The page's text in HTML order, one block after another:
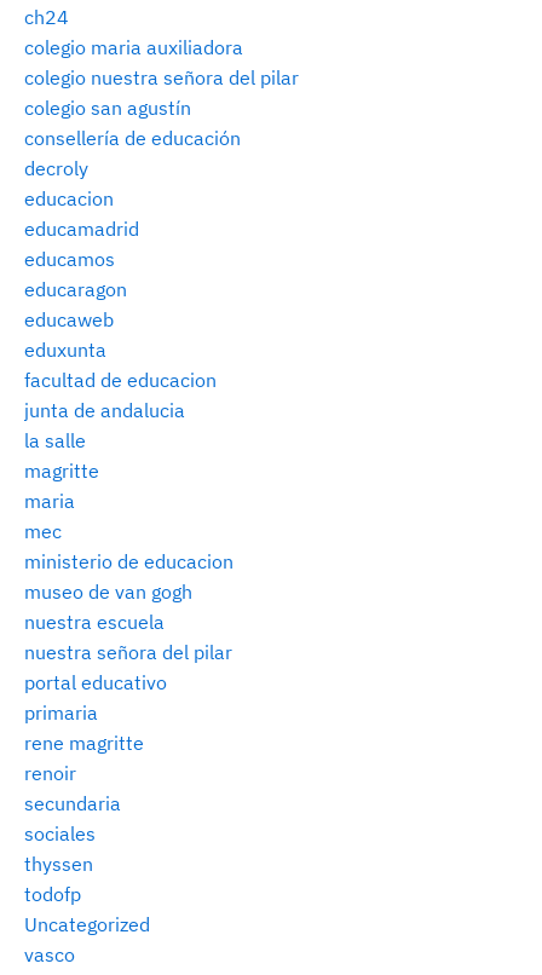
ch24
colegio maria auxiliadora
colegio nuestra señora del pilar
colegio san agustín
consellería de educación
decroly
educacion
educamadrid
educamos
educaragon
educaweb
eduxunta
facultad de educacion
junta de andalucia
la salle
magritte
maria
mec
ministerio de educacion
museo de van gogh
nuestra escuela
nuestra señora del pilar
portal educativo
primaria
rene magritte
renoir
secundaria
sociales
thyssen
todofp
Uncategorized
vasco